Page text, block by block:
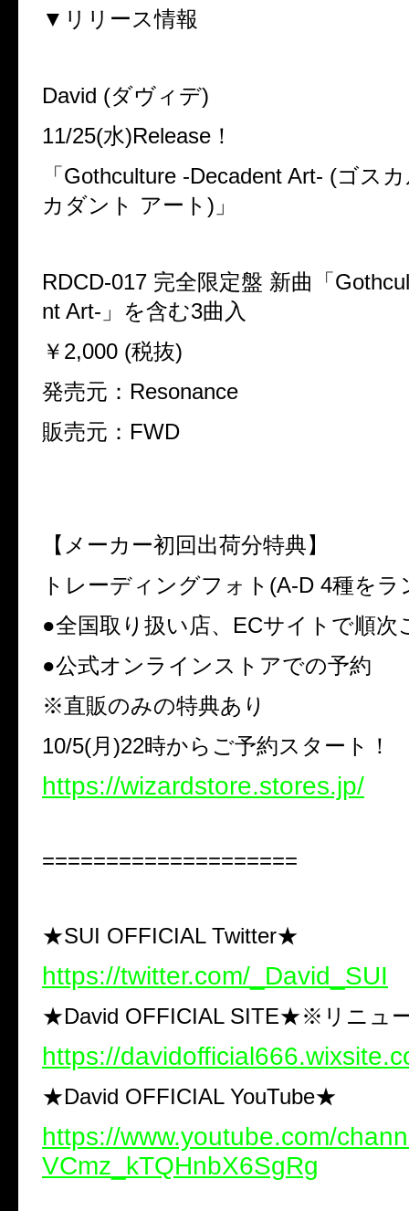
▼リリース情報
David (ダヴィデ)
11/25(水)Release！
「Gothculture -Decadent Art- (ゴス
カダント アート)」
RDCD-017 完全限定盤 新曲「
nt Art-」を含む3曲入
￥2,000 (税抜)
発売元：Resonance
販売元：FWD
【メーカー初回出荷分特典】
トレーディングフォト(A-D 4種をラ
●全国取り扱い店、ECサイトで順次
●公式オンラインストアでの予約
※直販のみの特典あり
10/5(月)22時からご予約スタート！
https://wizardstore.stores.jp/
====================
★SUI OFFICIAL Twitter★
https://twitter.com/_David_SUI
★David OFFICIAL SITE★※リニュ
https://
★David OFFICIAL YouTube★
https://www.youtube.com/
VCmz_kTQHnbX6SgRg